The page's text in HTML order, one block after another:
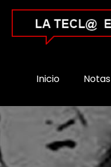
Inicio Notas